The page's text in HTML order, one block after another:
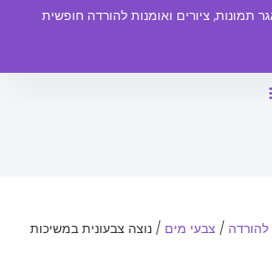
תמונות, ציורים ואומנות להורדה חופשית
להורדה / צבעי מים / נוצה צבעונית במשיכות